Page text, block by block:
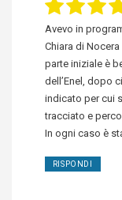
Avevo in
Chiara di
parte iniziale è
dell’Enel, dopo
indicato per cui
tracciato e
In ogni caso è
RISPONDI